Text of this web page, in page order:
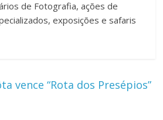
de Fotografia, ações de
exposições e safaris
vence “Rota dos Presépios”